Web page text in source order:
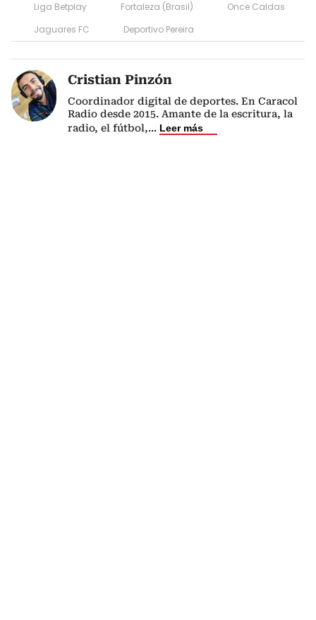
Liga Betplay Fortaleza (Brasil)
Once Caldas
Jaguares FC
Deportivo Pereira
Cristian Pinzón
Coordinador digital de deportes. En Caracol
Radio desde 2015. Amante de la escritura, la
radio, el fútbol,... Leer más